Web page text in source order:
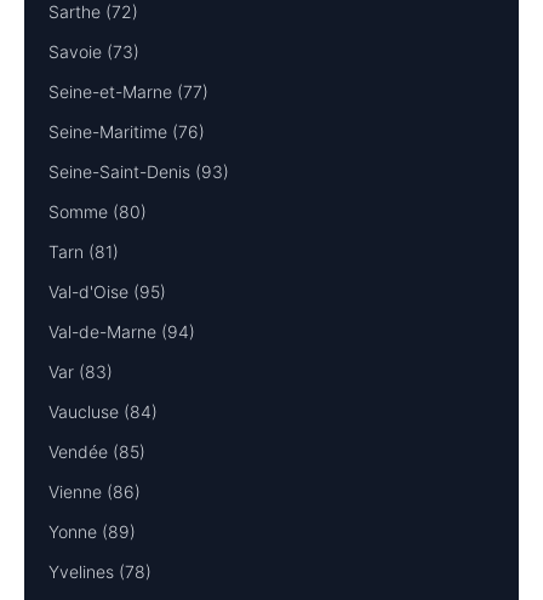
Sarthe (72)
Savoie (73)
Seine-et-Marne (77)
Seine-Maritime (76)
Seine-Saint-Denis (93)
Somme (80)
Tarn (81)
Val-d'Oise (95)
Val-de-Marne (94)
Var (83)
Vaucluse (84)
Vendée (85)
Vienne (86)
Yonne (89)
Yvelines (78)